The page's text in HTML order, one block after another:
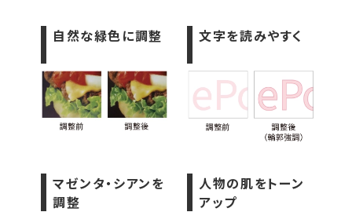
自然な緑色に調整 文字を読みやすく
マゼンタ・シアンを
調整
人物の肌をトーン
アップ